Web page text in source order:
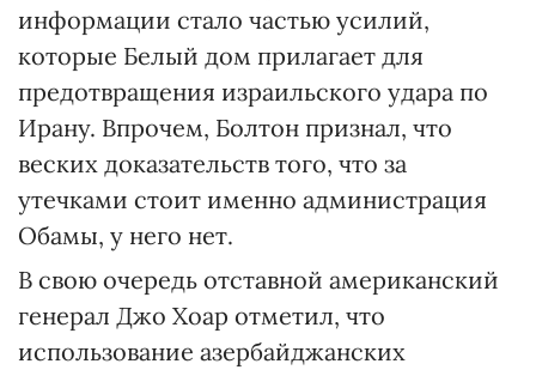
информации стало частью усилий,
которые Белый дом прилагает для
предотвращения израильского удара по
Ирану. Впрочем, Болтон признал, что
веских доказательств того, что за
утечками стоит именно администрация
Обамы, у него нет.
В свою очередь отставной американский
генерал Джо Хоар отметил, что
использование азербайджанских